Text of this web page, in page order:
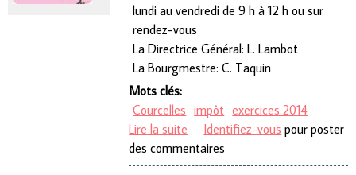
lundi au vendredi de 9 h à 12 h ou sur
rendez-vous
La Directrice Général: L. Lambot
La Bourgmestre: C. Taquin
Mots clés:
Courcelles impôt exercices 2014
Lire la suite de Déclaration d'impôt exercice
2014
Identifiez-vous pour poster
des commentaires